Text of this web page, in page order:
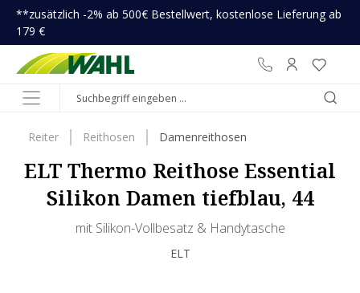
springen
**zusätzlich -2% ab 500€ Bestellwert, kostenlose Lieferung ab
179 €
Reiter Reithosen Damenreithosen
ELT Thermo Reithose Essential
Silikon Damen tiefblau, 44
mit Silikon-Vollbesatz & Handytasche
ELT